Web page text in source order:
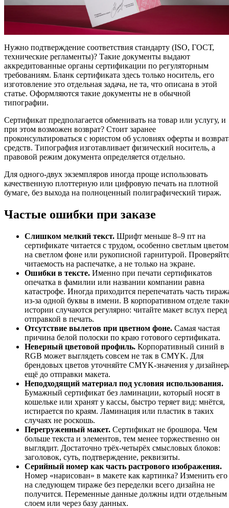
Нужно подтверждение соответствия стандарту (ISO, ГОСТ,
технические регламенты)? Такие документы выдают
аккредитованные органы сертификации по регуляторным
требованиям. Бланк сертификата здесь только носитель, его
изготовление это отдельная задача, не та, что описана в этой
статье. Оформляются такие документы не в обычной
типографии.
Сертификат предполагается обменивать на товар или услугу, и
при этом возможен возврат? Стоит заранее
проконсультироваться с юристом об условиях оферты и
средств. Типография изготавливает физический носитель, а
правовой режим документа определяется отдельно.
Для одного-двух экземпляров иногда проще использовать
качественную плоттерную или цифровую печать на плотной
бумаге, без выхода на полноценный полиграфический тираж.
Частые ошибки при заказе
Слишком мелкий текст. Шрифт меньше 8–9 пт на
сертификате читается с трудом, особенно светлым цветом
на светлом фоне или рукописной гарнитурой.
читаемость на распечатке, а не только на экране.
Ошибки в тексте. Именно при печати сертификатов
опечатка в фамилии или названии компании равна
катастрофе. Иногда приходится перепечатать часть
из-за одной буквы в имени. В корпоративном отделе
истории случаются регулярно: читайте макет вслух перед
отправкой в печать.
Отсутствие вылетов при цветном фоне. Самая частая
причина белой полоски по краю готового сертификата.
Неверный цветовой профиль. Корпоративный синий в
RGB может выглядеть совсем не так в CMYK. Для
брендовых цветов уточняйте CMYK-значения у
ещё до отправки макета.
Неподходящий материал под условия использования.
Бумажный сертификат без ламинации, который носят в
кошельке или хранят у кассы, быстро теряет вид: мнётся,
истирается по краям. Ламинация или пластик в таких
случаях не роскошь.
Перегруженный макет. Сертификат не брошюра. Чем
больше текста и элементов, тем менее торжественно он
выглядит. Достаточно трёх-четырёх смысловых блоков:
заголовок, суть, подтверждение, реквизиты.
Серийный номер как часть растрового изображения.
Номер «нарисован» в макете как картинка? Изменить его
на следующем тираже без переделки всего дизайна не
получится. Переменные данные должны идти отдельным
слоем или через базу данных.